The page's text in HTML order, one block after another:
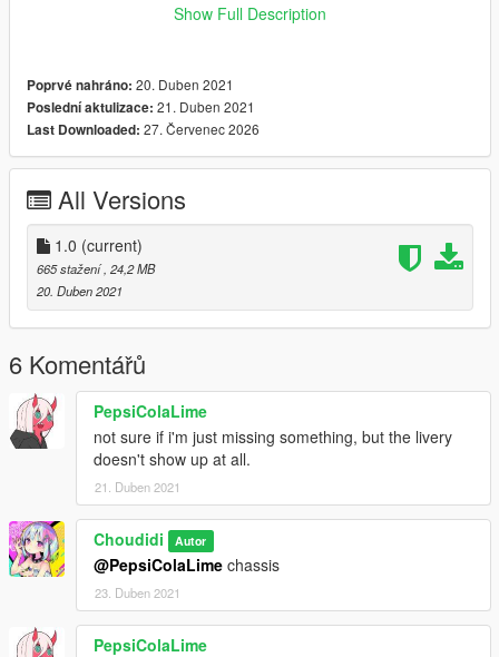
Save it and use OpenIV replace it.
----------------------------------------------------------------
r1
Show Full Description
Poprvé nahráno: 20. Duben 2021
Poslední aktulizace: 21. Duben 2021
Last Downloaded: 27. Červenec 2026
All Versions
1.0 (current)
665 stažení , 24,2 MB
20. Duben 2021
6 Komentářů
PepsiColaLime
not sure if i'm just missing something, but the livery
doesn't show up at all.
21. Duben 2021
Choudidi Autor
@PepsiColaLime chassis
23. Duben 2021
PepsiColaLime